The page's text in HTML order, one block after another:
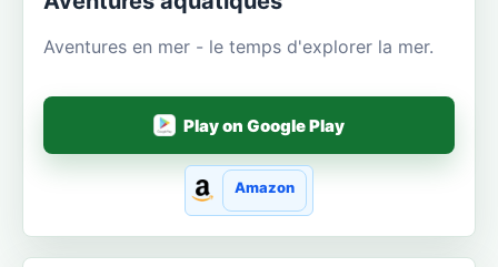
Aventures en mer - le temps d'explorer la mer.
Play on Google Play
Amazon